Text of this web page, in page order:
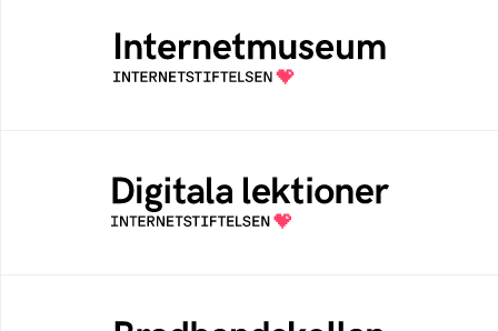
Ett digitalt museum som byggts, och kureras
av Internetstiftelsen
Öppen digital lärresurs med färdiga lektioner
för alla stadier i grundskolan